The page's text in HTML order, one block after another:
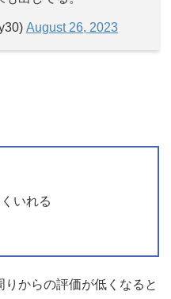
August 26, 2023
いれる
りからの評価が低くなると